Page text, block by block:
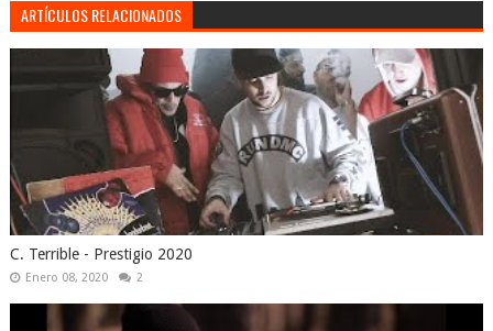
ARTÍCULOS RELACIONADOS
C. Terrible - Prestigio 2020
Enero 08, 2020 2